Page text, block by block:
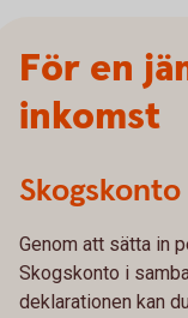
För en
inkomst
Skogskonto
Genom att sätta in
Skogskonto i
deklarationen kan